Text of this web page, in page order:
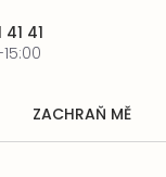
41
ZACHRAŇ MĚ